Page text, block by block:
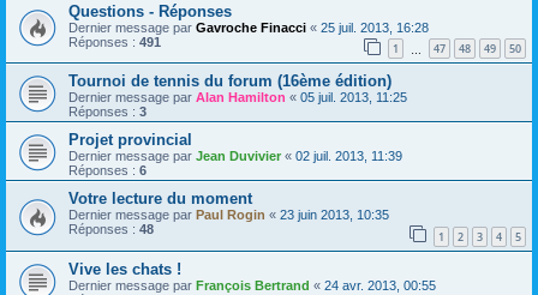
Questions - Réponses
Dernier message par Gavroche Finacci « 25 juil. 2013, 16:28
Réponses : 491 1 47 48 49 50
Tournoi de tennis du forum (16ème édition)
Dernier message par Alan Hamilton « 05 juil. 2013, 11:25
Réponses : 3
Projet provincial
Dernier message par Jean Duvivier « 02 juil. 2013, 11:39
Réponses : 6
Votre lecture du moment
Dernier message par Paul Rogin « 23 juin 2013, 10:35
Réponses : 48 1 2 3 4 5
Vive les chats !
Dernier message par François Bertrand « 24 avr. 2013, 00:55